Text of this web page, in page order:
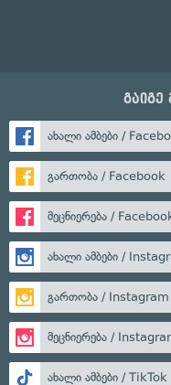
გაიგე
ახალი ამბები /
გართობა / Facebook
მეცნიერება /
ახალი ამბები /
გართობა / Instagram
მეცნიერება /
ახალი ამბები / TikTok